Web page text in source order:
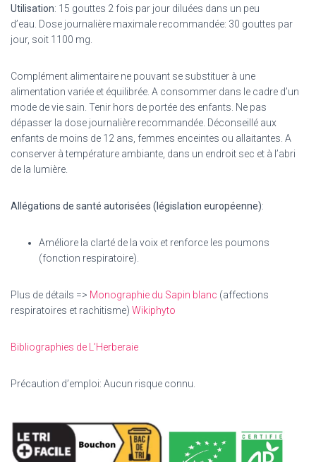
Utilisation: 15 gouttes 2 fois par jour diluées dans un peu
d’eau. Dose journalière maximale recommandée: 30 gouttes par
jour, soit 1100 mg.
Complément alimentaire ne pouvant se substituer à une
alimentation variée et équilibrée. A consommer dans le cadre d’un
mode de vie sain. Tenir hors de portée des enfants. Ne pas
dépasser la dose journalière recommandée. Déconseillé aux
enfants de moins de 12 ans, femmes enceintes ou allaitantes. A
conserver à température ambiante, dans un endroit sec et à l’abri
de la lumière.
Allégations de santé autorisées (législation européenne):
Améliore la clarté de la voix et renforce les poumons
(fonction respiratoire).
Plus de détails => Monographie du Sapin blanc (affections
respiratoires et rachitisme) Wikiphyto
Bibliographies de L’Herberaie
Précaution d’emploi: Aucun risque connu.